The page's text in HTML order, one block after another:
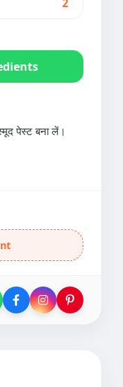
2
पेस्ट बना लें।